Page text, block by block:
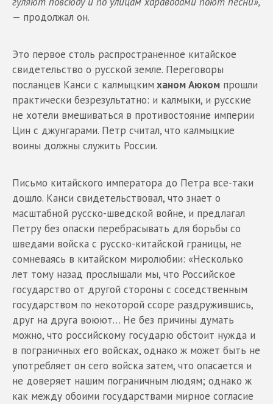
— продолжал он.
Это первое столь распространенное китайское
свидетельство о русской земле. Переговоры
посланцев Канси с калмыцким ханом Аюком прошли
практически безрезультатно: и калмыки, и русские
не хотели вмешиваться в противостояние империи
Цин с джунгарами. Петр считал, что калмыцкие
воины должны служить России.
Письмо китайского императора до Петра все-таки
дошло. Канси свидетельствовал, что знает о
масштабной русско-шведской войне, и предлагал
Петру без опаски перебрасывать для борьбы со
шведами войска с русско-китайской границы, не
сомневаясь в китайском миролюбии: «Несколько
лет тому назад прослышали мы, что Российское
государство от другой стороны с соседственным
государством по некоторой ссоре раздружившись,
друг на друга воюют… Не без причины думать
можно, что российскому государю обстоит нужда и
в пограничных его войсках, однако ж может быть не
употребляет он сего войска затем, что опасается и
не доверяет нашим пограничным людям; однако ж
как между обоими государствами мирное согласие